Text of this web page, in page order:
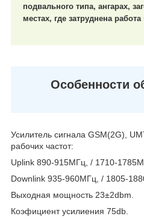
подвального типа, ангарах,
местах, где затруднена
Особенности
Усилитель сигнала GSM(2G),
рабочих частот:
Uplink 890-915МГц, / 1710-
Downlink 935-960МГц, / 1805-
Выходная мощность 23±2dbm.
Коэфициент усилиения 75db.